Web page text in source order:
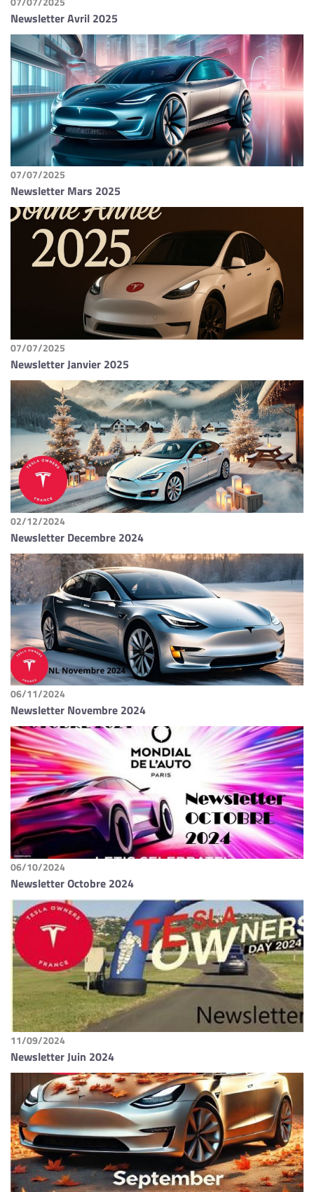
Newsletter Avril 2025
07/07/2025
Newsletter Mars 2025
07/07/2025
Newsletter Janvier 2025
02/12/2024
Newsletter Decembre 2024
06/11/2024
Newsletter Novembre 2024
06/10/2024
Newsletter Octobre 2024
11/09/2024
Newsletter Juin 2024